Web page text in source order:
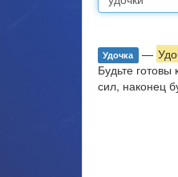
Удочка —
Будьте
сил, наконец